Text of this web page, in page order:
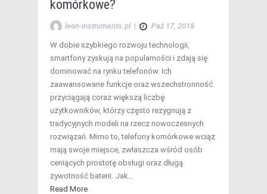
komórkowe?
leon-instruments.pl | Paź 17, 2018
W dobie szybkiego rozwoju technologii,
smartfony zyskują na popularności i zdają się
dominować na rynku telefonów. Ich
zaawansowane funkcje oraz wszechstronność
przyciągają coraz większą liczbę
użytkowników, którzy często rezygnują z
tradycyjnych modeli na rzecz nowoczesnych
rozwiązań. Mimo to, telefony komórkowe wciąż
mają swoje miejsce, zwłaszcza wśród osób
ceniących prostotę obsługi oraz długą
żywotność baterii. Jak…
Read More